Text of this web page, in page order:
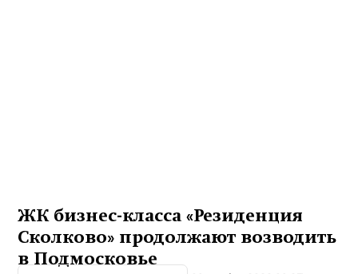
ЖК бизнес-класса «Резиденция
Сколково» продолжают возводить
в Подмосковье